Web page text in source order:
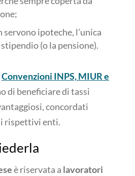
servono ipoteche, l’unica
(o la pensione).
Convenzioni INPS, MIUR e
di beneficiare di tassi
concordati
rispettivi enti.
è riservata a lavoratori